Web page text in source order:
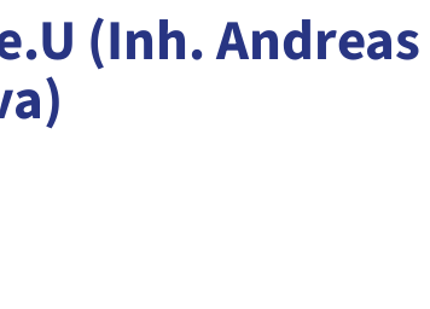
(Inh. Andreas